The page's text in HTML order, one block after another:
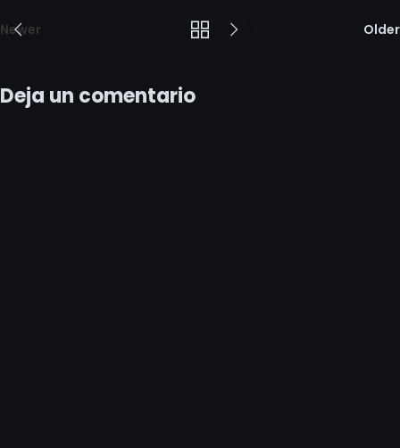
Newer Older
Deja un comentario